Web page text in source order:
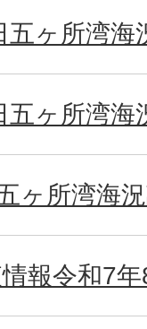
五ヶ所湾海
五ヶ所湾海
ヶ所湾海
報令和7